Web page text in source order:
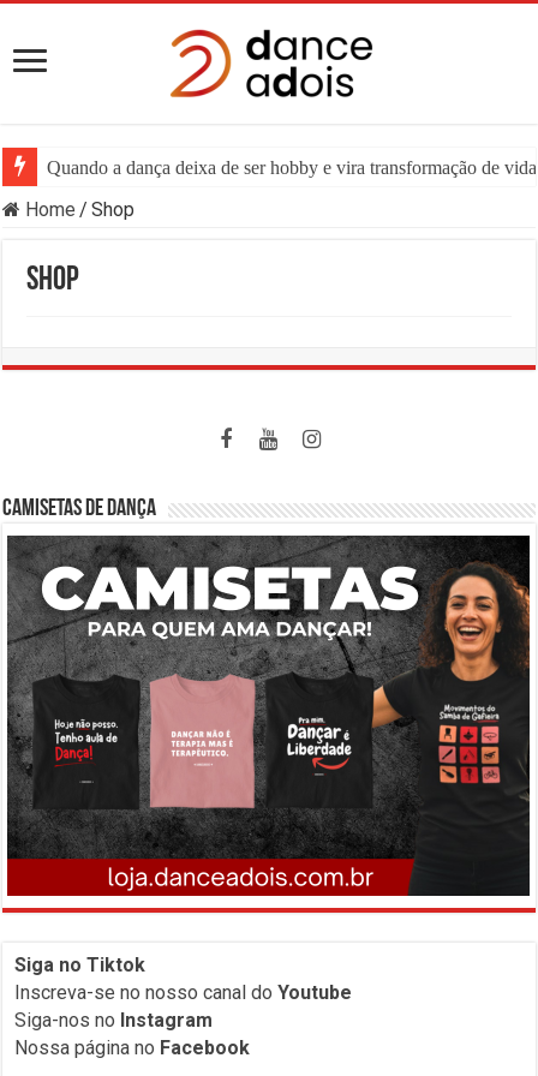
Quando a dança deixa de ser hobby e vira transformação de
Home / Shop
Shop
CAMISETAS DE DANÇA
Siga no Tiktok
Inscreva-se no nosso canal doYoutube
Siga-nos no Instagram
Nossa página no Facebook